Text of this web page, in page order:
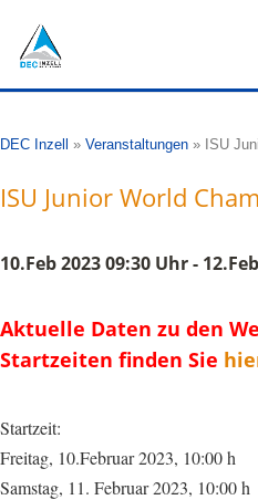
DEC Inzell » Veranstaltungen » ISU
ISU Junior World
10.Feb 2023 09:30 Uhr -
Aktuelle Daten zu den
Startzeiten finden Sie
Startzeit:
Freitag, 10.Februar 2023, 10:00 h
Samstag, 11. Februar 2023, 10:00 h